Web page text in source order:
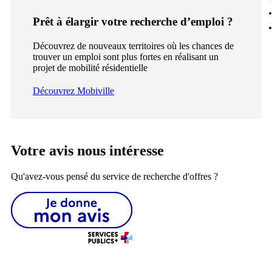
Prêt à élargir votre recherche d’emploi ?
Découvrez de nouveaux territoires où les chances de
trouver un emploi sont plus fortes en réalisant un
projet de mobilité résidentielle
Découvrez Mobiville
Votre avis nous intéresse
Qu'avez-vous pensé du service de recherche d'offres ?